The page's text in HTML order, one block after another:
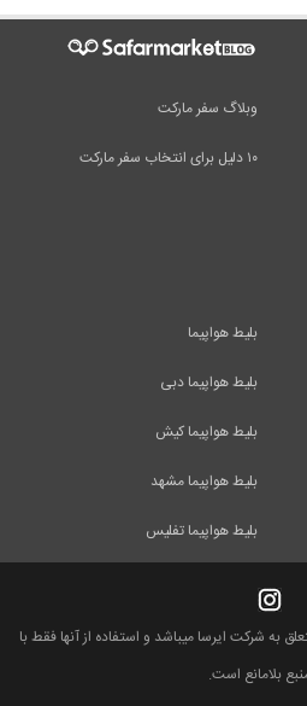
وبلاگ سفر مارکت
۱۰ دلیل برای انتخاب سفر مارکت
بلیط هواپیما
بلیط هواپیما دبی
بلیط هواپیما کیش
بلیط هواپیما مشهد
بلیط هواپیما تفلیس
شرکت ایرسا میباشد و استفاده از آنها فقط با
بلامانع است.